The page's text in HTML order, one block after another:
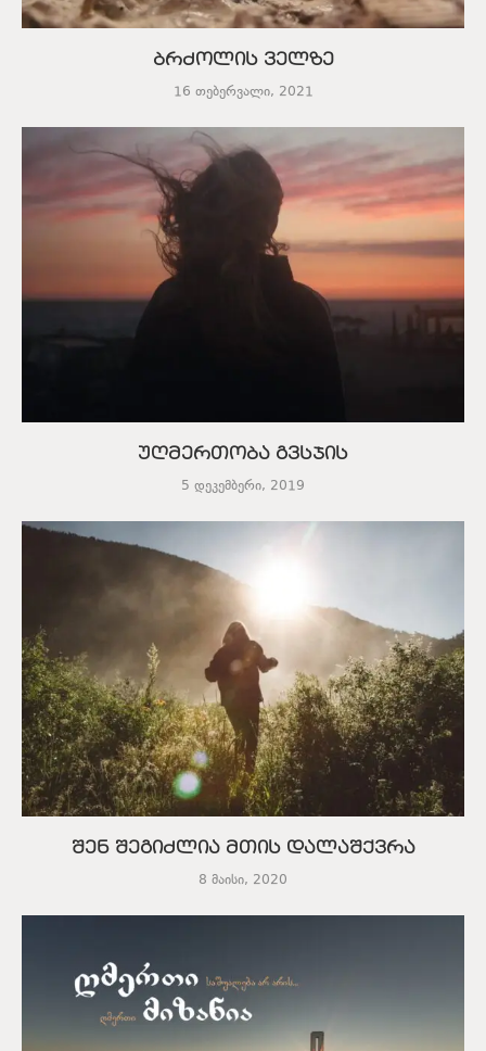
ბრძოლის ველზე
16 თებერვალი, 2021
უღმერთობა გვსჯის
5 დეკემბერი, 2019
შენ შეგიძლია მთის დალაშქვრა
8 მაისი, 2020